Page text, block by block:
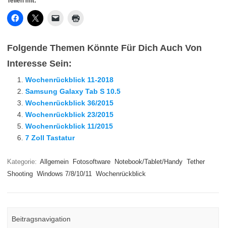
Folgende Themen Könnte Für Dich Auch Von
Interesse Sein:
Wochenrückblick 11-2018
Samsung Galaxy Tab S 10.5
Wochenrückblick 36/2015
Wochenrückblick 23/2015
Wochenrückblick 11/2015
7 Zoll Tastatur
Kategorie: Allgemein Fotosoftware Notebook/Tablet/Handy Tether
Shooting Windows 7/8/10/11 Wochenrückblick
Beitragsnavigation